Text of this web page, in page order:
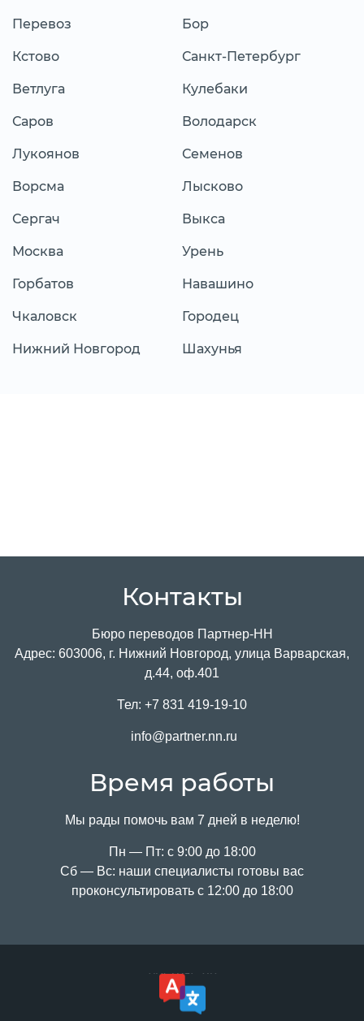
Перевоз Бор
Кстово Санкт-Петербург
Ветлуга Кулебаки
Саров Володарск
Лукоянов Семенов
Ворсма Лысково
Сергач Выкса
Москва Урень
Горбатов Навашино
Чкаловск Городец
Нижний Новгород Шахунья
Контакты
Бюро переводов Партнер-НН
Адрес: 603006, г. Нижний Новгород, улица Варварская,
д.44, оф.401
Тел: +7 831 419-19-10
info@partner.nn.ru
Время работы
Мы рады помочь вам 7 дней в неделю!
Пн — Пт: с 9:00 до 18:00
Сб — Вс: наши специалисты готовы вас
проконсультировать с 12:00 до 18:00